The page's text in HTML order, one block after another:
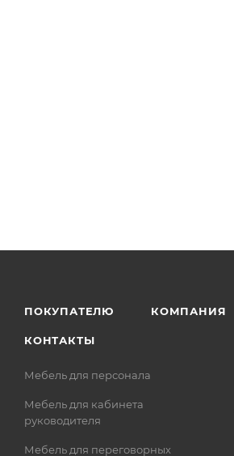
ПОКУПАТЕЛЮ КОМПАНИЯ
КОНТАКТЫ
Мебель для персонала
Мебель для кабинета
руководителя
Мебель для переговорных